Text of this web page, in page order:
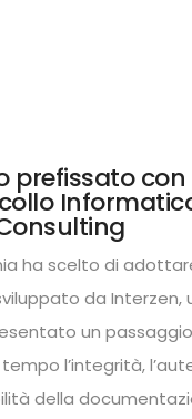
prefissato
ha scelto di
da Interzen,
un
l’integrità,
della